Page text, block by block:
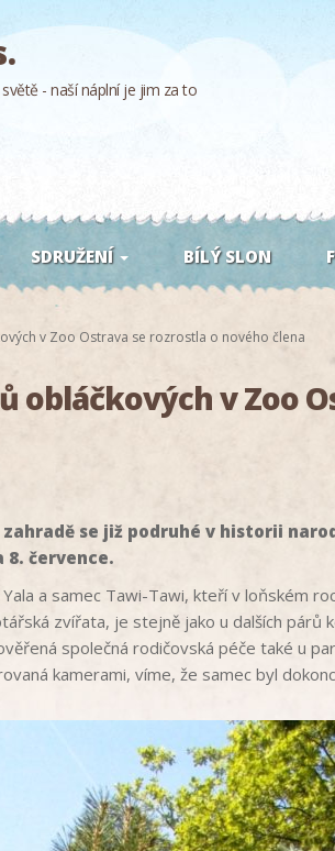
- naší náplní je jim za to
SDRUŽENÍ BÍLÝ SLON
v Zoo Ostrava se rozrostla o nového člena
obláčkových v Zoo
se již podruhé v historii
8. července.
a samec Tawi-Tawi, kteří v loňském
zvířata, je stejně jako u dalších párů
společná rodičovská péče také u
kamerami, víme, že samec byl